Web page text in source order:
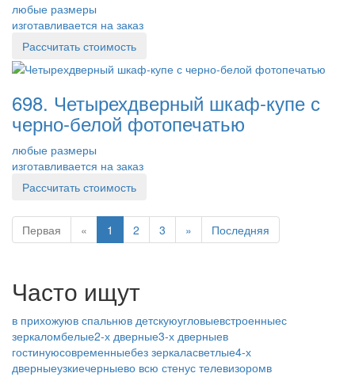
любые размеры
изготавливается на заказ
Рассчитать стоимость
698. Четырехдверный шкаф-купе с
черно-белой фотопечатью
любые размеры
изготавливается на заказ
Рассчитать стоимость
Первая « 1 2 3 » Последняя
Часто ищут
в прихожуюв спальнюв детскуюугловыевстроенныес
зеркаломбелые2-х дверные3-х дверныев
гостинуюсовременныебез зеркаласветлые4-х
дверныеузкиечерныево всю стенус телевизоромв